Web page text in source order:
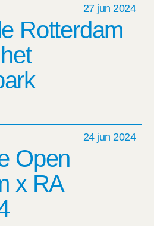
27 jun 2024
Rotterdam
24 jun 2024
Open
x RA